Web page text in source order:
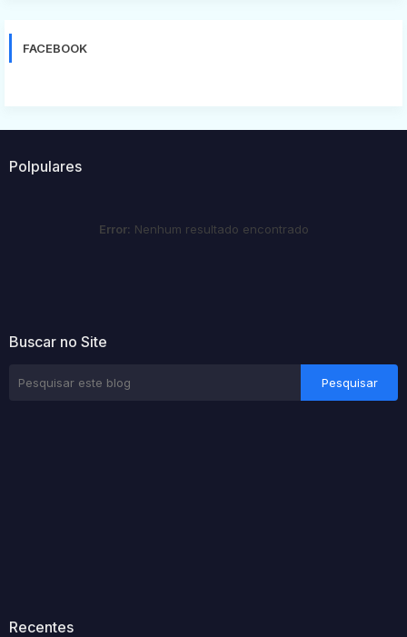
FACEBOOK
Polpulares
Error: Nenhum resultado encontrado
Buscar no Site
Recentes